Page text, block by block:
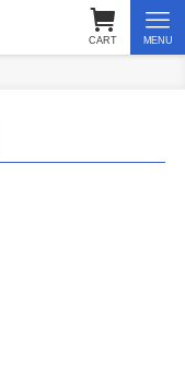
CART MENU